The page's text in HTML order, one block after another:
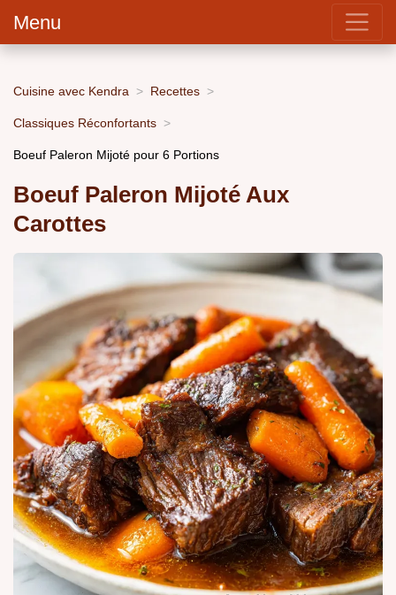
Menu
Cuisine avec Kendra Recettes
Classiques Réconfortants
Boeuf Paleron Mijoté pour 6 Portions
Boeuf Paleron Mijoté Aux
Carottes